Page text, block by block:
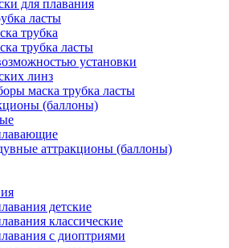
для плавания
ласты
трубка
трубка ласты
установки
линз
маска трубка ласты
(баллоны)
аттракционы (баллоны)
детские
классические
с диоптриями